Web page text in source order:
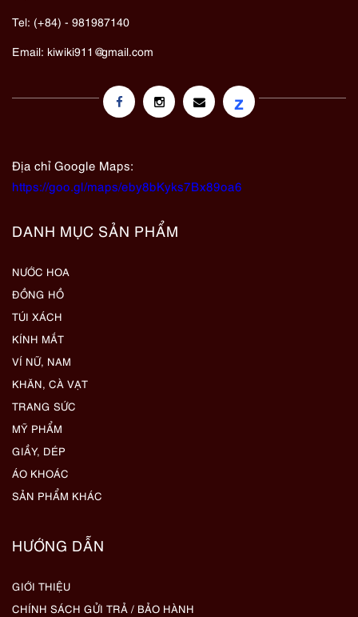
Tel: (+84) - 981987140
Email: kiwiki911@gmail.com
z
Địa chỉ Google Maps:
https://goo.gl/maps/eby8bKyks7Bx89oa6
DANH MỤC SẢN PHẨM
NƯỚC HOA
ĐỒNG HỒ
TÚI XÁCH
KÍNH MẮT
VÍ NỮ, NAM
KHĂN, CÀ VẠT
TRANG SỨC
MỸ PHẨM
GIẦY, DÉP
ÁO KHOÁC
SẢN PHẨM KHÁC
HƯỚNG DẪN
GIỚI THIỆU
CHÍNH SÁCH GỬI TRẢ / BẢO HÀNH